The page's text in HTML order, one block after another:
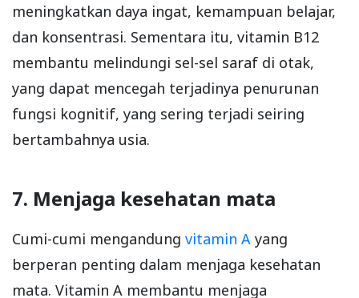
meningkatkan daya ingat, kemampuan belajar,
dan konsentrasi. Sementara itu, vitamin B12
membantu melindungi sel-sel saraf di otak,
yang dapat mencegah terjadinya penurunan
fungsi kognitif, yang sering terjadi seiring
bertambahnya usia.
7. Menjaga kesehatan mata
Cumi-cumi mengandung vitamin A yang
berperan penting dalam menjaga kesehatan
mata. Vitamin A membantu menjaga